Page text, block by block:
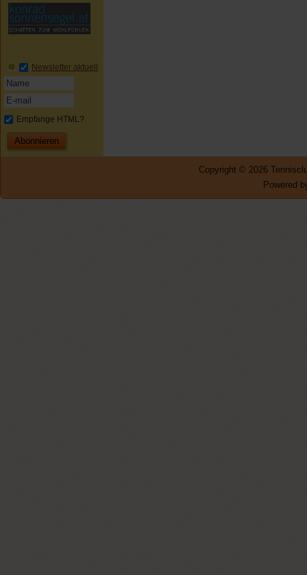
Newsletter aktuell
Empfange HTML?
Copyright © 2026
Powered